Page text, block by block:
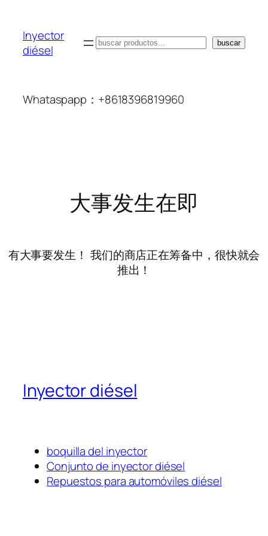
Inyector
diésel
搜
buscar
Whataspapp：+8618396819960
大事发生在即
有大事要发生！ 我们的商店正在筹备中，很快就会
推出！
Inyector diésel
boquilla del inyector
Conjunto de inyector diésel
Repuestos para automóviles diésel